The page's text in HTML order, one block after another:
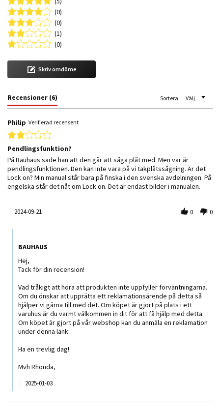
(0)
(0)
(1)
(0)
Skriv omdöme
Recensioner (6) Sortera: Välj
Philip Verifierad recensent
2.0 star rating
Pendlingsfunktion?
Review by Philip on 21 Sep 2024
review stating Pendlingsfunktion?
På Bauhaus sade han att den går att såga plåt med. Men var är
pendlingsfunktionen. Den kan inte vara på vi takplåtssågning. Är det
Lock on? Min manual står bara på finska i den svenska avdelningen. På
engelska står det nåt om Lock on. Det är endast bilder i manualen.
2024-09-21 0 0
BAUHAUS
Hej,
Tack för din recension!
Vad tråkigt att höra att produkten inte uppfyller förväntningarna.
Om du önskar att upprätta ett reklamationsärende på detta så
hjälper vi gärna till med det. Om köpet är gjort på plats i ett
varuhus är du varmt välkommen in dit för att få hjälp med detta.
Om köpet är gjort på vår webshop kan du anmäla en reklamation
under denna länk:
Ha en trevlig dag!
Mvh Rhonda,
2025-01-03